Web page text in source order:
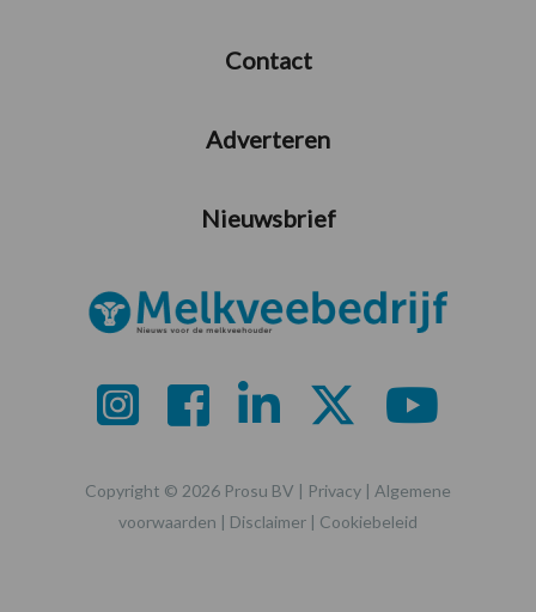
Contact
Adverteren
Nieuwsbrief
Copyright © 2026 Prosu BV | Privacy | Algemene
voorwaarden | Disclaimer | Cookiebeleid